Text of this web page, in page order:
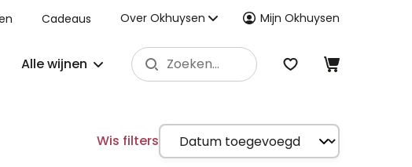
Cadeaus Over Okhuysen Mijn Okhuysen
Alle wijnen
Wis filters